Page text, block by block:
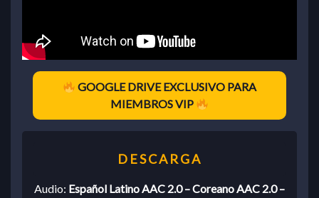
GOOGLE DRIVE EXCLUSIVO PARA
MIEMBROS VIP
Audio: Español Latino AAC 2.0 – Coreano AAC 2.0 –